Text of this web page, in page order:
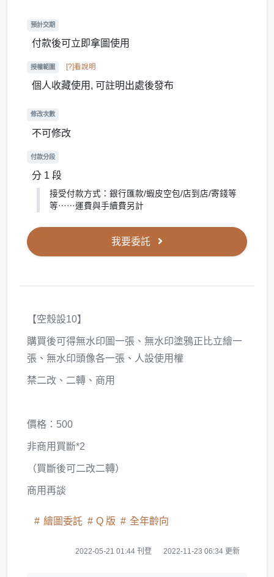
預計交期
付款後可立即拿圖使用
授權範圍 [?]看說明
個人收藏使用, 可註明出處後發布
修改次數
不可修改
付款分段
分 1 段
接受付款方式：銀行匯款/蝦皮空包/店到店/寄錢等
等⋯⋯運費與手續費另計
我要委託
【空殼設10】
購買後可得無水印圖一張、無水印塗鴉正比立繪一
張、無水印頭像各一張、人設使用權
禁二改、二轉、商用
價格：500
非商用買斷*2
（買斷後可二改二轉）
商用再談
繪圖委託 Q 版 全年齡向
2022-05-21 01:44 刊登 2022-11-23 06:34 更新